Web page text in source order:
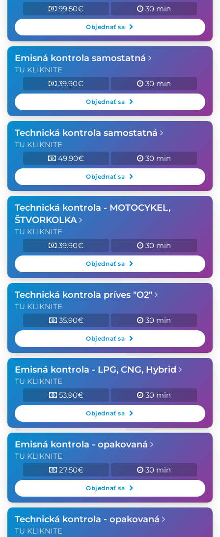
99.50€
30 min
Objednať sa
Emisná kontrola samostatná
TU KLIKNITE
39.90€
30 min
Objednať sa
Technická kontrola samostatná
TU KLIKNITE
49.90€
30 min
Objednať sa
Technická kontrola - MOTOCYKEL,
ŠTVORKOLKA
TU KLIKNITE
39.90€
30 min
Objednať sa
Technická kontrola príves "O2"
TU KLIKNITE
35.90€
30 min
Objednať sa
Emisná kontrola - LPG, CNG, Hybrid
TU KLIKNITE
53.90€
30 min
Objednať sa
Emisná kontrola - opakovaná
TU KLIKNITE
27.50€
30 min
Objednať sa
Technická kontrola - opakovaná
TU KLIKNITE